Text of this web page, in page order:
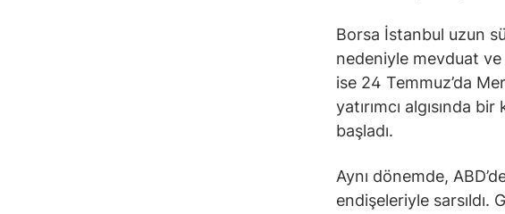
Borsa İstanbul uzun
nedeniyle mevduat ve
ise 24 Temmuz’da
yatırımcı algısında
başladı.
Aynı dönemde,
endişeleriyle sarsıldı.